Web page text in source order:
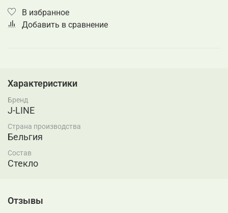
В избранное
Добавить в сравнение
Характеристики
Бренд
J-LINE
Страна производства
Бельгия
Состав
Стекло
Отзывы